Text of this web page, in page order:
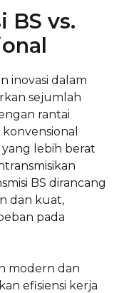
BS vs.
inovasi dalam
sejumlah
rantai
lebih berat
BS dirancang
dan kuat,
pada
modern dan
efisiensi kerja